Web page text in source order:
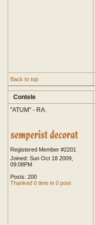
Back to top
Contele
"ATUM" - RA.
Registered Member #2201
Joined: Sun Oct 18 2009,
09:08PM
Posts: 200
Thanked 0 time in 0 post